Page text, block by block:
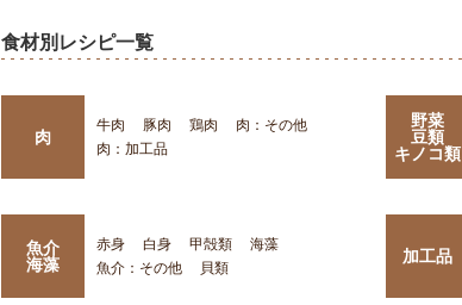
食材別レシピ一覧
肉
牛肉 豚肉 鶏肉
肉：その他
肉：加工品
野菜
豆類
キノコ類
魚介
海藻
赤身 白身 甲殻類
海藻
魚介：その他
貝類
加工品